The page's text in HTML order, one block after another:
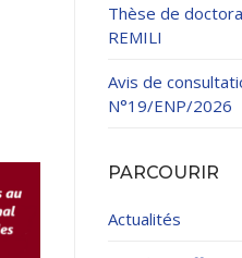
des Relations
sportives
et
Thèse de
REMILI
Avis de
N°19/ENP/2026
PARCOURIR
Actualités